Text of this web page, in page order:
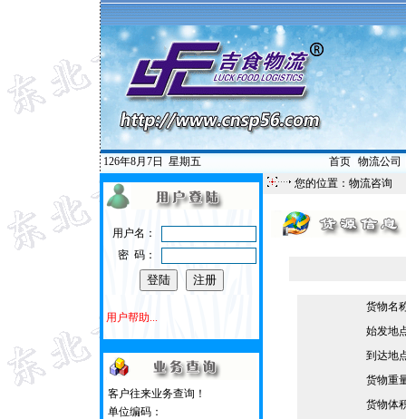
126年8月7日 星期五 首页| 物流公司
用户名：
密 码：
用户帮助...
客户往来业务查询！
单位编码：
您的位置：物流咨询
货物名
始发地
到达地
货物重
货物体